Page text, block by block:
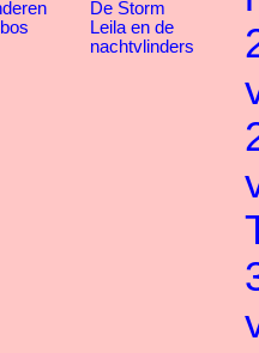
De Storm
Leila en de
nachtvlinders